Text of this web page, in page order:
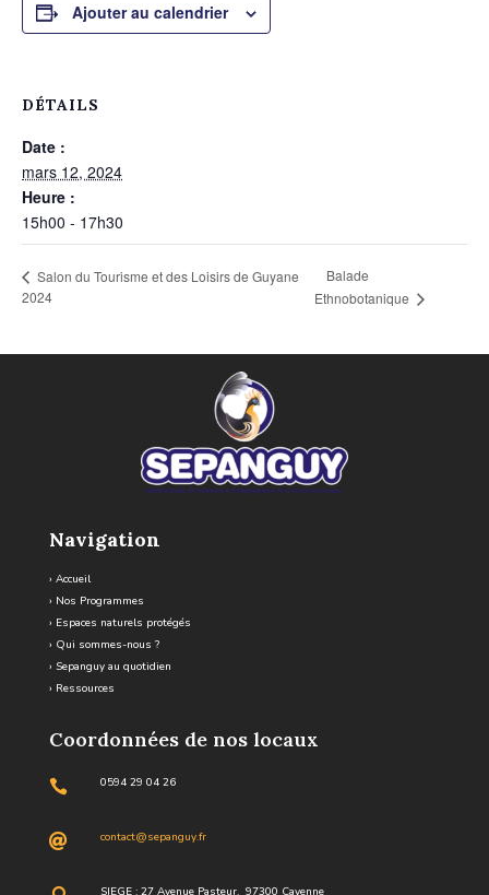
Ajouter au calendrier
DÉTAILS
Date :
mars 12, 2024
Heure :
15h00 - 17h30
Salon du Tourisme et des Loisirs de Guyane
2024
Balade
Ethnobotanique
Navigation
› Accueil
› Nos Programmes
› Espaces naturels protégés
› Qui sommes-nous ?
› Sepanguy au quotidien
› Ressources
Coordonnées de nos locaux
 0594 29 04 26
 contact@sepanguy.fr